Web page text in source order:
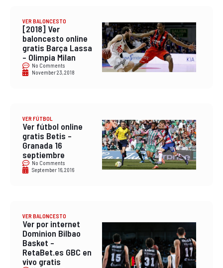
VER BALONCESTO
[2018] Ver
baloncesto online
gratis Barça Lassa
– Olimpia Milan
No Comments
November 23, 2018
VER FÚTBOL
Ver fútbol online
gratis Betis –
Granada 16
septiembre
No Comments
September 16, 2016
VER BALONCESTO
Ver por internet
Dominion Bilbao
Basket –
RetaBet.es GBC en
vivo gratis